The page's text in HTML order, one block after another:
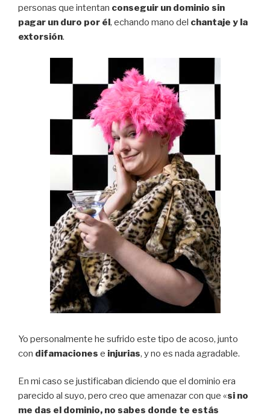
personas que intentan conseguir un dominio sin
pagar un duro por él, echando mano del chantaje y la
extorsión.
Yo personalmente he sufrido este tipo de acoso, junto
con difamaciones e injurias, y no es nada agradable.
En mi caso se justificaban diciendo que el dominio era
parecido al suyo, pero creo que amenazar con que «si no
me das el dominio, no sabes donde te estás